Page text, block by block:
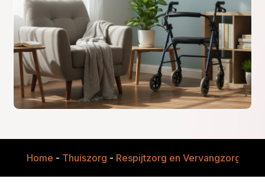
Home - Thuiszorg - Respijtzorg en Vervangzorg